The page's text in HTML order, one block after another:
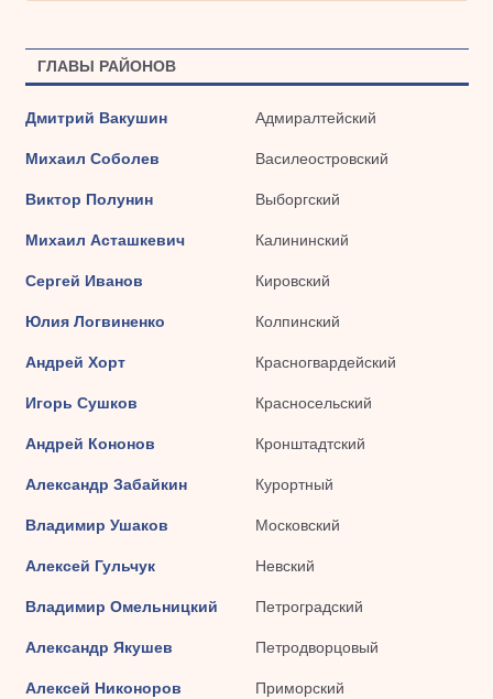
ГЛАВЫ РАЙОНОВ
Дмитрий Вакушин Адмиралтейский
Михаил Соболев Василеостровский
Виктор Полунин Выборгский
Михаил Асташкевич Калининский
Сергей Иванов Кировский
Юлия Логвиненко Колпинский
Андрей Хорт Красногвардейский
Игорь Сушков Красносельский
Андрей Кононов Кронштадтский
Александр Забайкин Курортный
Владимир Ушаков Московский
Алексей Гульчук Невский
Владимир Омельницкий Петроградский
Александр Якушев Петродворцовый
Алексей Никоноров Приморский